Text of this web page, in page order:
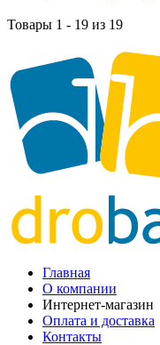
Товары 1 - 19 из 19
Главная
О компании
Интернет-магазин
Оплата и доставка
Контакты